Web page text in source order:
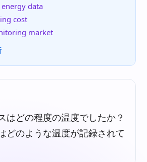
data
cost
market
はどの程度の温度でしたか？
どのような温度が記録されて